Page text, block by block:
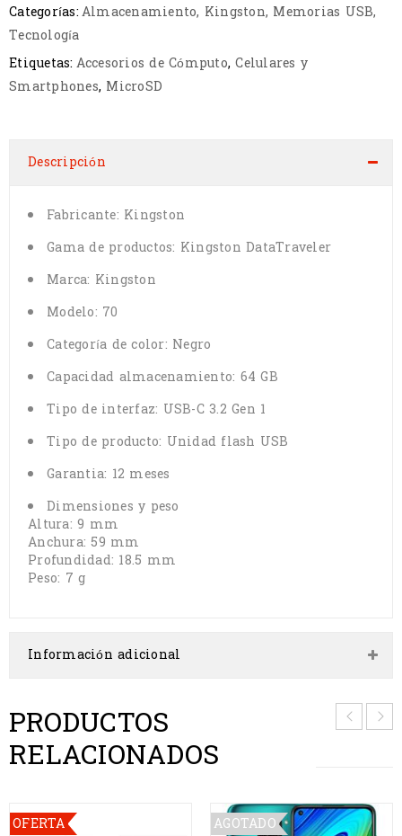
Categorías:Almacenamiento, Kingston, Memorias USB,
Tecnología
Etiquetas: Accesorios de Cómputo,Celulares y
Smartphones, MicroSD
Descripción
Fabricante: Kingston
Gama de productos: Kingston DataTraveler
Marca: Kingston
Modelo: 70
Categoría de color: Negro
Capacidad almacenamiento: 64 GB
Tipo de interfaz: USB-C 3.2 Gen 1
Tipo de producto: Unidad flash USB
Garantia: 12 meses
Dimensiones y peso
Altura: 9 mm
Anchura: 59 mm
Profundidad: 18.5 mm
Peso: 7 g
Información adicional
PRODUCTOS
RELACIONADOS
OFERTA AGOTADO